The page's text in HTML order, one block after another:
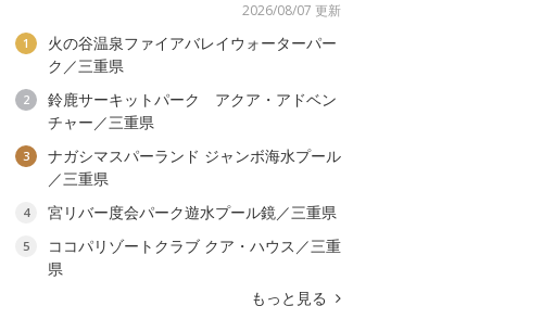
2026/08/07 更新
1
火の谷温泉ファイアバレイウォーターパー
ク／三重県
2
鈴鹿サーキットパーク アクア・アドベン
チャー／三重県
3
ナガシマスパーランド ジャンボ海水プール
／三重県
4 宮リバー度会パーク遊水プール鏡／三重県
5
ココパリゾートクラブ クア・ハウス／三重
県
もっと見る